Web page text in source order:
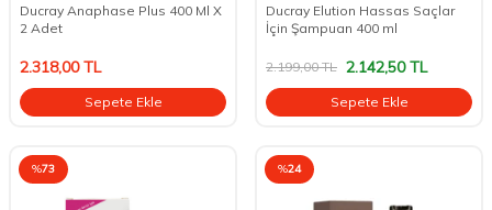
Ducray Anaphase Plus 400 Ml X
2 Adet
2.318,00TL
Sepete Ekle
Ducray Elution Hassas Saçlar
İçin Şampuan 400 ml
2.199,00TL 2.142,50TL
Sepete Ekle
%73 %24